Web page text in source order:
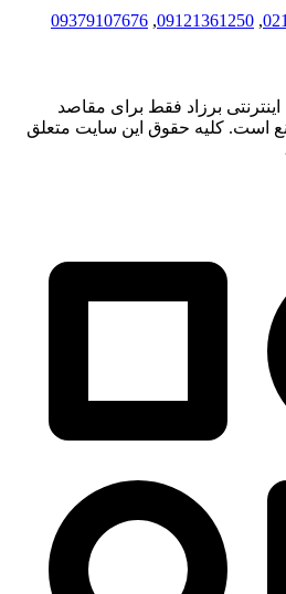
,
09121361250
,
09379107676
برزاد فقط برای مقاصد
است. کلیه حقوق این سایت متعلق